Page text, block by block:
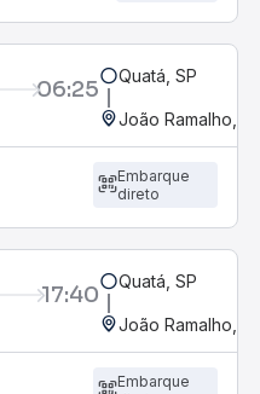
06:25 Quatá, SP
João Ramalho,
Embarque
direto
17:40 Quatá, SP
João Ramalho,
Embarque